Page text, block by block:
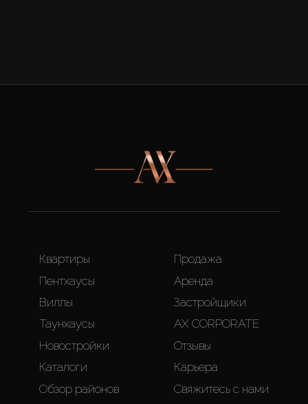
Квартиры
Пентхаусы
Виллы
Таунхаусы
Новостройки
Каталоги
Обзор районов
Продажа
Аренда
Застройщики
AX CORPORATE
Отзывы
Карьера
Свяжитесь с нами